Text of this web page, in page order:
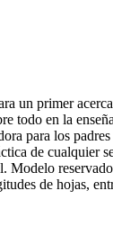
un primer
todo en la
para los
de cualquier
Modelo
de hojas,